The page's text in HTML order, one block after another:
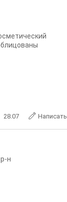
28.07 Написать
н